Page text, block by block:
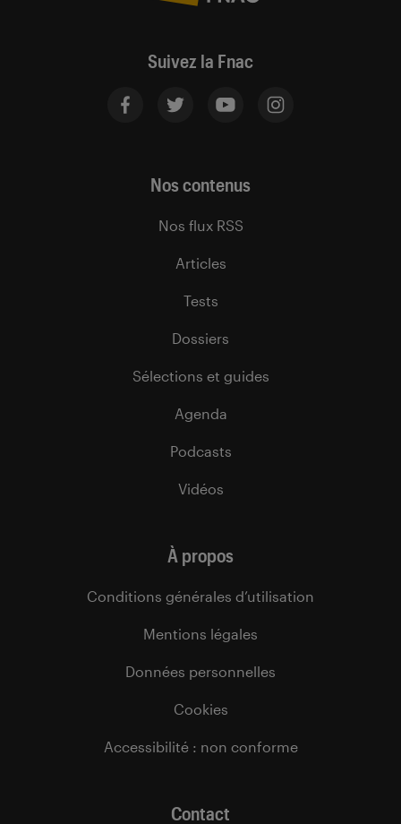
Suivez la Fnac
Nos contenus
Nos flux RSS
Articles
Tests
Dossiers
Sélections et guides
Agenda
Podcasts
Vidéos
À propos
Conditions générales d’utilisation
Mentions légales
Données personnelles
Cookies
Accessibilité : non conforme
Contact